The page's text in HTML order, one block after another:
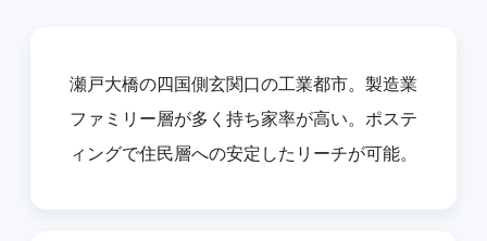
瀬戸大橋の四国側玄関口の工業都市。製造業
ファミリー層が多く持ち家率が高い。ポステ
ィングで住民層への安定したリーチが可能。